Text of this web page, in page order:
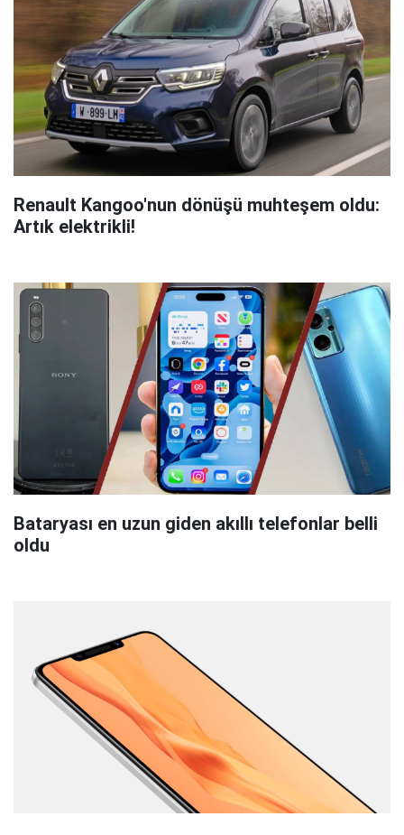
Renault Kangoo'nun dönüşü muhteşem oldu:
Artık elektrikli!
Bataryası en uzun giden akıllı telefonlar belli
oldu